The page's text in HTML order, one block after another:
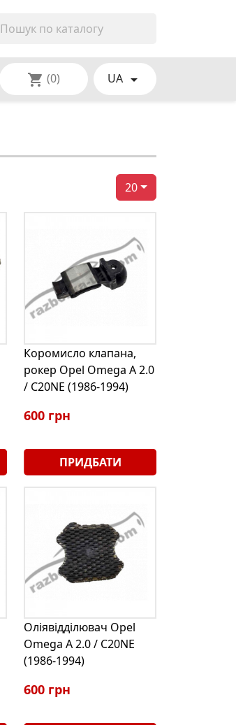
shopping_cart (0) UA 
20
Коромисло клапана,
рокер Opel Omega A 2.0
/ C20NE (1986-1994)
600 грн
ПРИДБАТИ
Оліявідділювач Opel
Omega A 2.0 / C20NE
(1986-1994)
600 грн